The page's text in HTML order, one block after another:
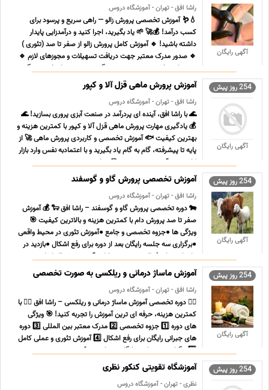
آگهی رایگان
راشا افق - تهران - آموزشگاه دروس
💧🪱 آموزش تخصصی پرورش زالو — راهی سریع و پرسود برای
کسب درآمد! 💰🚀 🌱 یاد بگیرید، اجرا کنید و درآمدزایی پایدار
داشته باشید! 🔹 آموزش کامل پرورش زالو از صفر تا صد (تئوری )
🔹 صدور مدرک معتبر جهت دریافت تسهیلات و مجوزهای لازم 🔹
پشتیبانی تخصصی و دسترسی به گروه پرسش و پاسخ همیشگی
🔹 سه جلس ... ...
254 روز پیش
آگهی رایگان
آموزش پرورش ماهی قزل آلا و کپور
راشا افق - تهران - آموزشگاه دروس
🌊 با راشا افق، آینده ای پردرآمد در صنعت آبزی پروری بسازید! 🌊
💰 یادگیری مهارت پرورش ماهی قزل آلا و کپور با کمترین هزینه و
بهترین کیفیت 🐟 آموزش تخصصی و کاربردی پرورش ماهی 🚀 از
پایه تا پیشرفته، گام به گام یاد بگیرید و با اعتمادبه نفس وارد بازار
کار پرسود آبزی پروری شوید. 🎯 چرا دوره ... ...
254 روز پیش
آگهی رایگان
آموزش تخصصی پرورش گاو و گوسفند
راشا افق - تهران - آموزشگاه دروس
🐄 دوره تخصصی پرورش گاو و گوسفند – راشا افق 🐑 💰 آموزش
صفر تا صد پرورش دام با کمترین هزینه و بالاترین کیفیت 🎯
ویژگی ها ●جزوه تخصصی و جامع ●آموزش تئوری در محیط واقعی
●برگزاری سه جلسه رایگان بعد از دوره برای رفع اشکال ●بازدید در
دامداری های فعال در صورت تمایل ●آموزش زیر نظر اساتید م ...
...
254 روز پیش
آگهی رایگان
آموزش ماساژ درمانی و ریلکسی به صورت تخصصی
راشا افق - تهران - آموزشگاه دروس
💆‍♀️ دوره تخصصی آموزش ماساژ درمانی و ریلکسی – راشا افق 💆‍♂️ با
کمترین هزینه، حرفه ای ترین آموزش را تجربه کنید! 🎯 ویژگی
های دوره 1️⃣ جزوه تخصصی 2️⃣ مدرک معتبر بین المللی 3️⃣ دوره
های جبرانی رایگان برای رفع اشکال 4️⃣ آموزش تئوری و عملی کامل
5️⃣ برگزاری سه جلسه رایگان بعد از دوره 6️ ... ...
254 روز پیش آموزشگاه تقویتی کنکور نظری
نظری - تهران - آموزشگاه دروس